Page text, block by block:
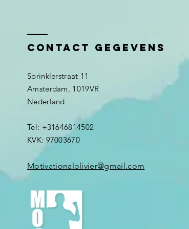
omgaan met
verandering!
Contact gegevens
Sprinklerstraat 11
Amsterdam, 1019VR
Nederland ​​
Tel: +31646814502
KVK: 97003670
Motivationalolivier@gmail.com